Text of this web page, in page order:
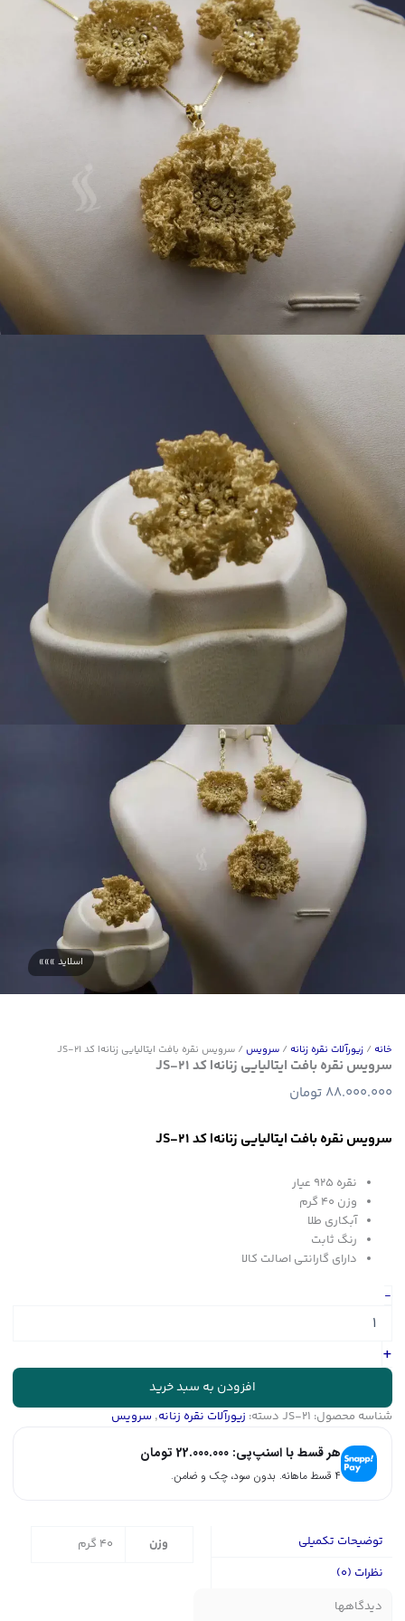
خانه / زیورآلات نقره زنانه / سرویس / سرویس نقره بافت ایتالیایی زنانه| کد JS-21
سرویس نقره بافت ایتالیایی زنانه| کد JS-21
88.000.000 تومان
سرویس نقره بافت ایتالیایی زنانه| کد JS-21
نقره ۹۲۵ عیار
وزن ۴۰ گرم
آبکاری طلا
رنگ ثابت
دارای گارانتی اصالت کالا
-
بافت
ایتالیایی
زنانه|
JS-
21
+
افزودن به سبد خرید
شناسه محصول: JS-21 دسته: زیورآلات نقره زنانه, سرویس
هر قسط با اسنپ‌پی: 22.000.000 تومان
۴ قسط ماهانه. بدون سود، چک و ضامن.
توضیحات تکمیلی
نظرات (0)
وزن 40 گرم
دیدگاهها